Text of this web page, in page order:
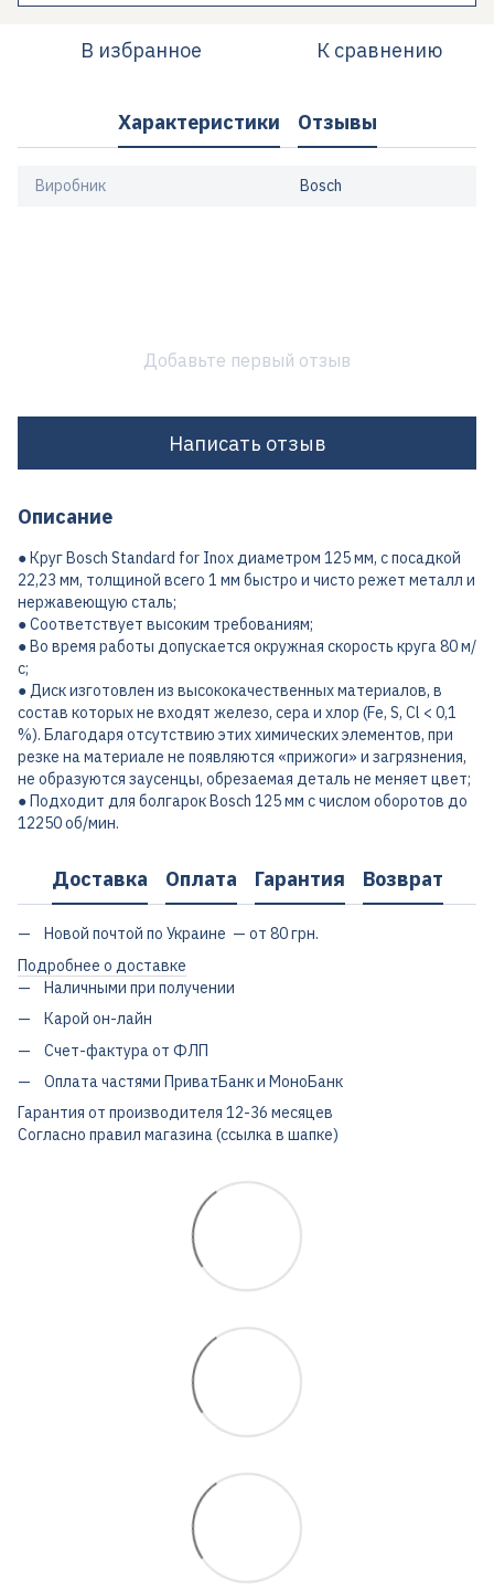
В избранное К сравнению
Характеристики Отзывы
Виробник Bosch
Добавьте первый отзыв
Написать отзыв
Описание
● Круг Bosch Standard for Inox диаметром 125 мм, с посадкой
22,23 мм, толщиной всего 1 мм быстро и чисто режет металл и
нержавеющую сталь;
● Соответствует высоким требованиям;
● Во время работы допускается окружная скорость круга 80 м/
с;
● Диск изготовлен из высококачественных материалов, в
состав которых не входят железо, сера и хлор (Fe, S, Cl < 0,1
%). Благодаря отсутствию этих химических элементов, при
резке на материале не появляются «прижоги» и загрязнения,
не образуются заусенцы, обрезаемая деталь не меняет цвет;
● Подходит для болгарок Bosch 125 мм с числом оборотов до
12250 об/мин.
Доставка Оплата Гарантия Возврат
Новой почтой по Украине — от 80 грн.
Подробнее о доставке
Наличными при получении
Карой он-лайн
Счет-фактура от ФЛП
Оплата частями ПриватБанк и МоноБанк
Гарантия от производителя 12-36 месяцев
Согласно правил магазина (ссылка в шапке)